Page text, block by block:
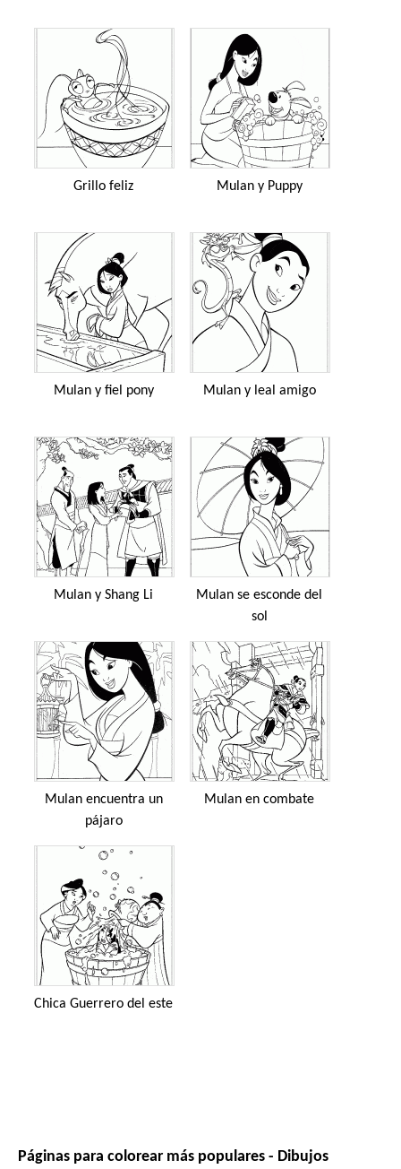
Grillo feliz Mulan y Puppy
Mulan y fiel pony Mulan y leal amigo
Mulan y Shang Li
Mulan se esconde del
sol
Mulan encuentra un
pájaro
Mulan en combate
Chica Guerrero del este
Páginas para colorear más populares - Dibujos